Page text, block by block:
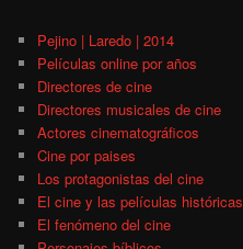
Pejino | Laredo | 2014
Películas online por años
Directores de cine
Directores musicales de cine
Actores cinematográficos
Cine por paises
Los protagonistas del cine
El cine y las películas históricas
El fenómeno del cine